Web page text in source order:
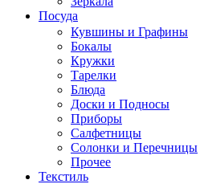
Посуда
Кувшины и Графины
Бокалы
Кружки
Тарелки
Блюда
Доски и Подносы
Приборы
Салфетницы
Солонки и Перечницы
Прочее
Текстиль